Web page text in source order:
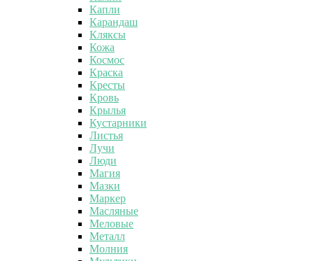
Капли
Карандаш
Кляксы
Кожа
Космос
Краска
Кресты
Кровь
Крылья
Кустарники
Листья
Лучи
Люди
Магия
Мазки
Маркер
Масляные
Меловые
Металл
Молния